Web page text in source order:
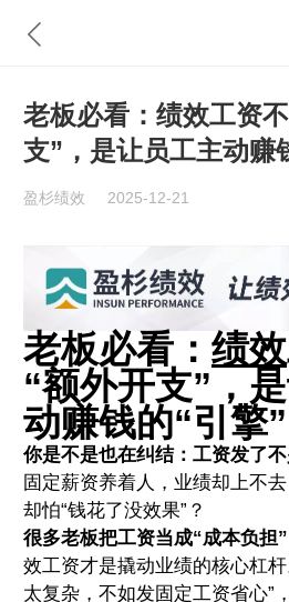
老板必看：绩效工资
支”，是让员工主动赚
盈杉绩效 2025-12-21
老板必看： 绩效
“额外开支”，
动赚钱的“引擎”
你是不是也在纠结：工资发了
固定薪资养着人，业绩却上不
却怕“钱花了没效果”？
很多老板把工资当成“成本负担
效工资才是撬动业绩的核心杠
太复杂，不如发固定工资省心”